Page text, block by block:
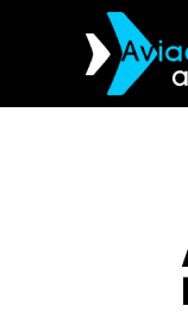
SEARCH FOR: